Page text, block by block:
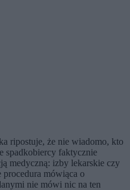
ripostuje, że nie wiadomo, kto
spadkobiercy faktycznie
medyczną: izby lekarskie czy
procedura mówiąca o
nie mówi nic na ten